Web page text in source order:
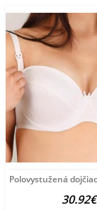
Polovystužená
30.92€